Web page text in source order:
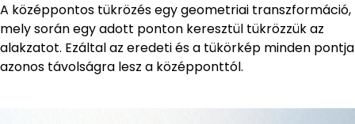
A középpontos tükrözés egy geometriai transzformáció,
mely során egy adott ponton keresztül tükrözzük az
alakzatot. Ezáltal az eredeti és a tükörkép minden pontja
azonos távolságra lesz a középponttól.